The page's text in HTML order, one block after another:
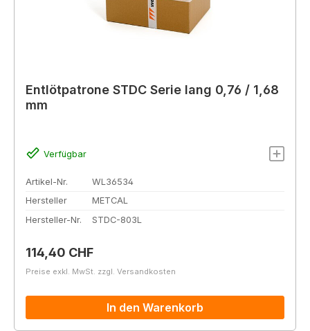
Entlötpatrone STDC Serie lang 0,76 / 1,68
mm
Verfügbar
Artikel-Nr.
WL36534
Hersteller
METCAL
Hersteller-Nr.
STDC-803L
Regulärer Preis:
114,40 CHF
Preise exkl. MwSt. zzgl. Versandkosten
In den Warenkorb